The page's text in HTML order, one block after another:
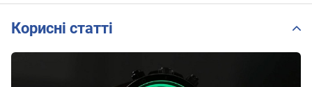
Корисні статті